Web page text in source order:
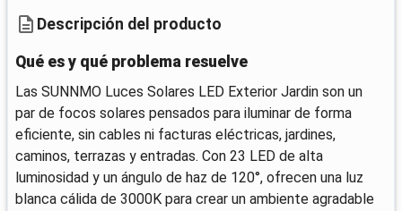
Descripción del producto
Qué es y qué problema resuelve
Las SUNNMO Luces Solares LED Exterior Jardin son un
par de focos solares pensados para iluminar de forma
eficiente, sin cables ni facturas eléctricas, jardines,
caminos, terrazas y entradas. Con 23 LED de alta
luminosidad y un ángulo de haz de 120°, ofrecen una luz
blanca cálida de 3000K para crear un ambiente agradable